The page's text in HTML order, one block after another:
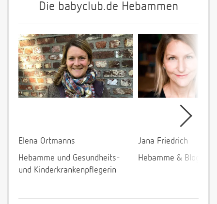
Die babyclub.de Hebammen
Elena Ortmanns
Hebamme und Gesundheits-
und Kinderkrankenpflegerin
Jana Friedrich
Hebamme &